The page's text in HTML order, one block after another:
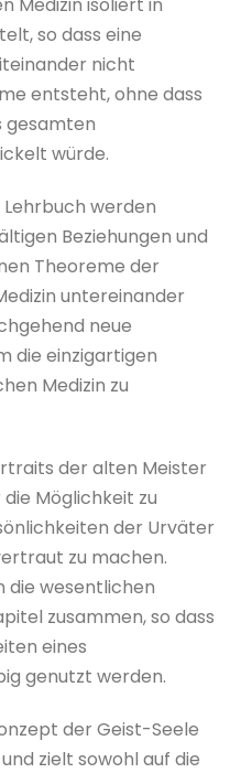
Medizin isoliert in
so dass eine
nicht
entsteht, ohne dass
gesamten
würde.
werden
Beziehungen und
Theoreme der
untereinander
neue
die einzigartigen
Medizin zu
der alten Meister
Möglichkeit zu
der Urväter
zu machen.
die wesentlichen
zusammen, so dass
eines
genutzt werden.
der Geist-Seele
zielt sowohl auf die